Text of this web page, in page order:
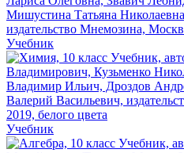
Учебник
Учебник